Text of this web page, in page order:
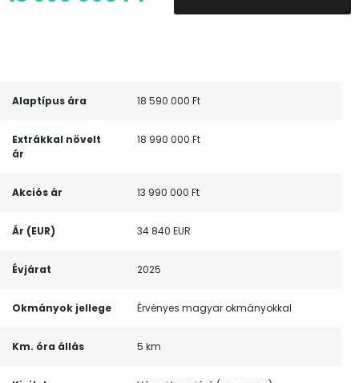
Alaptípus ára 18 590 000 Ft
Extrákkal növelt
ár
18 990 000 Ft
Akciós ár 13 990 000 Ft
Ár (EUR) 34 840 EUR
Évjárat 2025
Okmányok jellege Érvényes magyar okmányokkal
Km. óra állás 5 km